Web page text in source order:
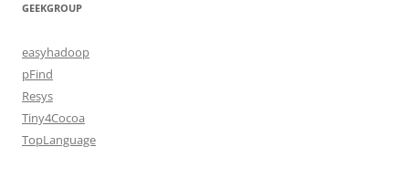
GEEKGROUP
easyhadoop
pFind
Resys
Tiny4Cocoa
TopLanguage